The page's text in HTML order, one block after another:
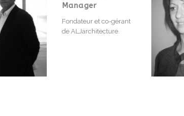
Manager
Fondateur et co-gérant
de ALJarchitecture.